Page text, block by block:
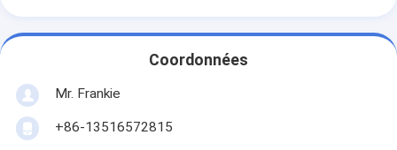
Coordonnées
Mr. Frankie
+86-13516572815